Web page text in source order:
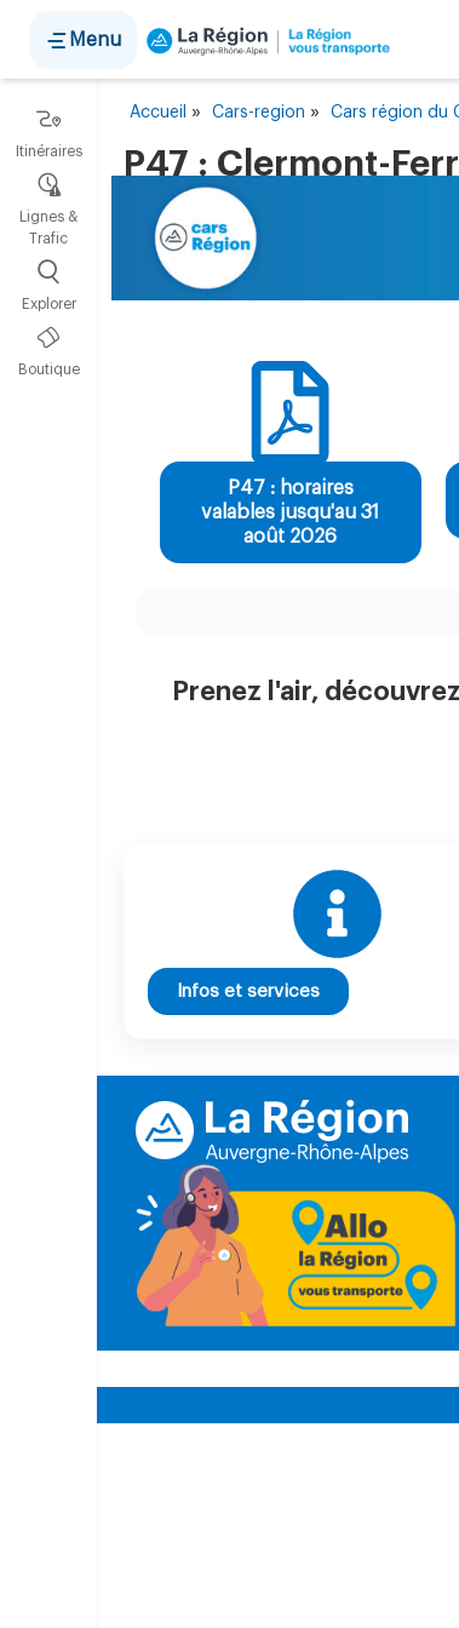
Accueil » Cars-region » Cars région du
P47 : Clermont-
P47 : horaires
valables jusqu'au 31
août 2026
Prenez l'air,
Infos et services
Menu
Itinéraires
Lignes &
Trafic
Explorer
Boutique